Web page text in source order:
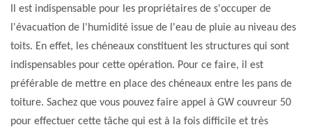
Il est indispensable pour les propriétaires de s'occuper de
l'évacuation de l'humidité issue de l'eau de pluie au niveau des
toits. En effet, les chéneaux constituent les structures qui sont
indispensables pour cette opération. Pour ce faire, il est
préférable de mettre en place des chéneaux entre les pans de
toiture. Sachez que vous pouvez faire appel à GW couvreur 50
pour effectuer cette tâche qui est à la fois difficile et très